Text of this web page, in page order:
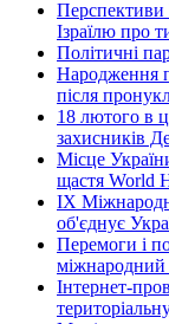
Перспективи
Ізраїлю про
Політичні
Народження
після
18 лютого в
захисників
Місце
щастя World
ІХ
об'єднує
Перемоги і
міжнародний
Інтернет-